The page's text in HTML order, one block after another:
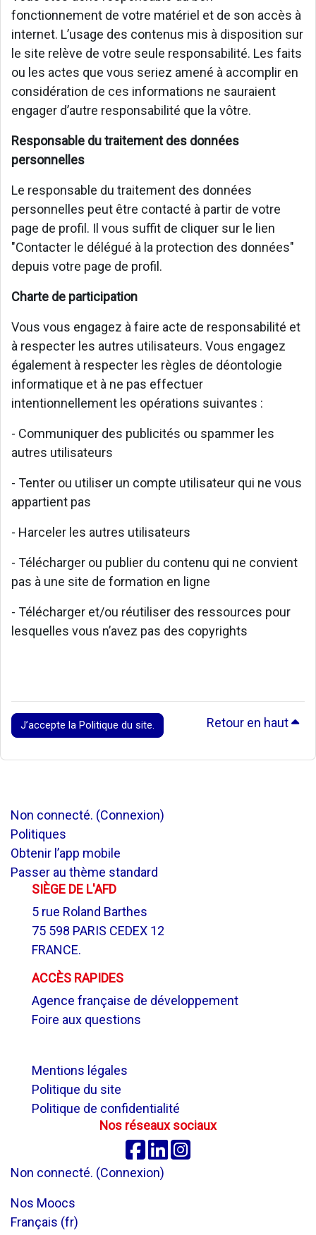
fonctionnement de votre matériel et de son accès à
internet. L’usage des contenus mis à disposition sur
le site relève de votre seule responsabilité. Les faits
ou les actes que vous seriez amené à accomplir en
considération de ces informations ne sauraient
engager d’autre responsabilité que la vôtre.
Responsable du traitement des données
personnelles
Le responsable du traitement des données
personnelles peut être contacté à partir de votre
page de profil. Il vous suffit de cliquer sur le lien
"Contacter le délégué à la protection des données"
depuis votre page de profil.
Charte de participation
Vous vous engagez à faire acte de responsabilité et
à respecter les autres utilisateurs. Vous engagez
également à respecter les règles de déontologie
informatique et à ne pas effectuer
intentionnellement les opérations suivantes :
- Communiquer des publicités ou spammer les
autres utilisateurs
- Tenter ou utiliser un compte utilisateur qui ne vous
appartient pas
- Harceler les autres utilisateurs
- Télécharger ou publier du contenu qui ne convient
pas à une site de formation en ligne
- Télécharger et/ou réutiliser des ressources pour
lesquelles vous n’avez pas des copyrights
J’accepte la Politique du site. Retour en haut
Non connecté. (Connexion)
Politiques
Obtenir l’app mobile
Passer au thème standard
SIÈGE DE L'AFD
5 rue Roland Barthes
75 598 PARIS CEDEX 12
FRANCE.
ACCÈS RAPIDES
Agence française de développement
Foire aux questions
Mentions légales
Politique du site
Politique de confidentialité
Nos réseaux sociaux
Facebook
Linkedin
Non connecté. (Connexion)
Nos Moocs
Français ‎(fr)‎